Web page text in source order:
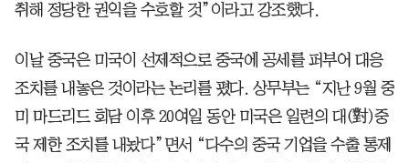
취해 정당한 권익을 수호할 것”이라고 강조했다.
이날 중국은 미국이 선제적으로 중국에 공세를 퍼부어 대응
조치를 내놓은 것이라는 논리를 폈다. 상무부는 “지난 9월 중
미 마드리드 회담 이후 20여일 동안 미국은 일련의 대(對)중
국 제한 조치를 내놨다”면서 “다수의 중국 기업을 수출 통제